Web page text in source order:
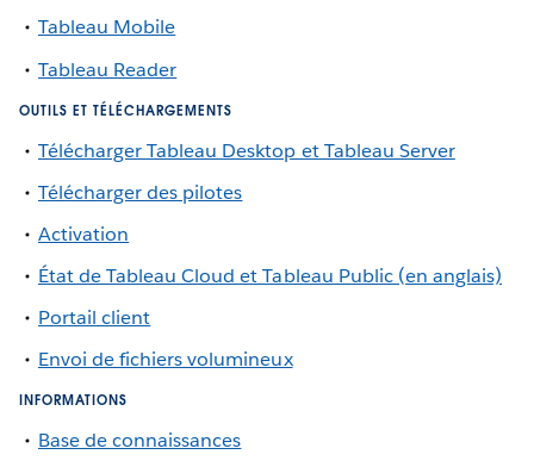
Tableau Mobile
Tableau Reader
OUTILS ET TÉLÉCHARGEMENTS
Télécharger Tableau Desktop et Tableau Server
Télécharger des pilotes
Activation
État de Tableau Cloud et Tableau Public (en anglais)
Portail client
Envoi de fichiers volumineux
INFORMATIONS
Base de connaissances